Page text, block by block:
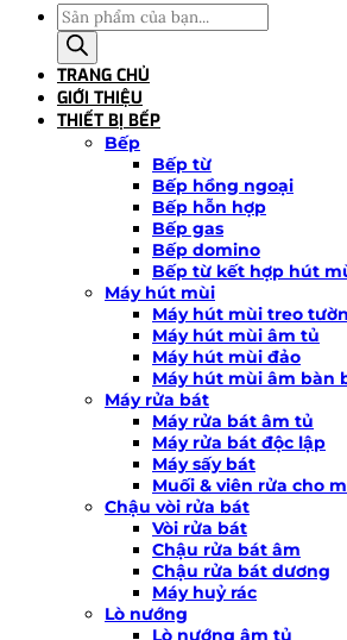
Tìm
kiếm
sản
phẩm
TRANG CHỦ
GIỚI THIỆU
THIẾT BỊ BẾP
Bếp
Bếp từ
Bếp hồng ngoại
Bếp hỗn hợp
Bếp gas
Bếp domino
Bếp từ kết hợp hút
Máy hút mùi
Máy hút mùi treo
Máy hút mùi âm tủ
Máy hút mùi đảo
Máy hút mùi âm bàn
Máy rửa bát
Máy rửa bát âm tủ
Máy rửa bát độc lập
Máy sấy bát
Muối & viên rửa cho
Chậu vòi rửa bát
Vòi rửa bát
Chậu rửa bát âm
Chậu rửa bát dương
Máy huỷ rác
Lò nướng
Lò nướng âm tủ